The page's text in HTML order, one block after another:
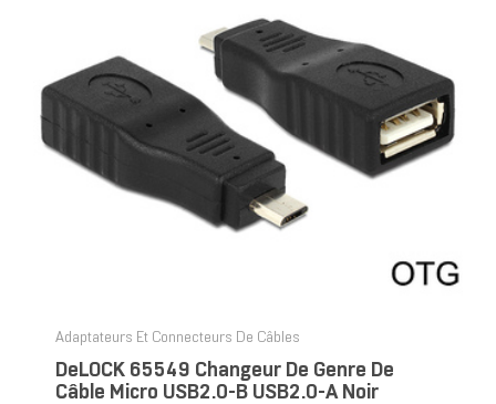
Adaptateurs Et Connecteurs De Câbles
DeLOCK 65549 Changeur De Genre De
Câble Micro USB2.0-B USB2.0-A Noir